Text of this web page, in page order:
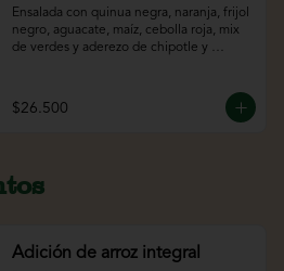
Ensalada con quinua negra, naranja, frijol
negro, aguacate, maíz, cebolla roja, mix
de verdes y aderezo de chipotle y
$26.500
Adición de arroz integral